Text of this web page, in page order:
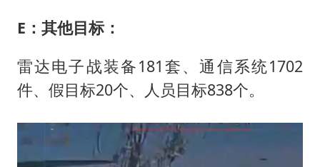
E：其他目标：
雷达电子战装备181套、通信系统1702
件、假目标20个、人员目标838个。